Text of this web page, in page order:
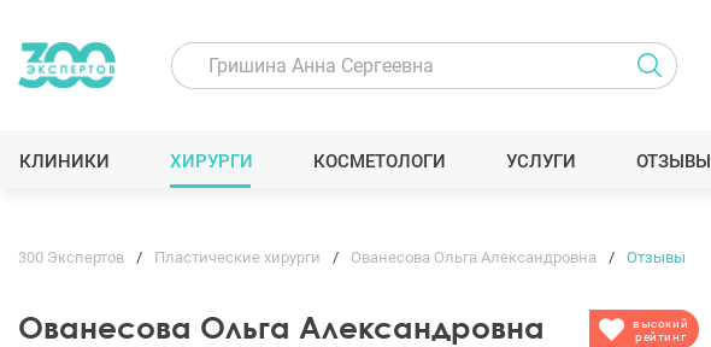
КЛИНИКИ ХИРУРГИ КОСМЕТОЛОГИ УСЛУГИ ОТЗЫВЫ
300 Экспертов Пластические хирурги Ованесова Ольга Александровна Отзывы
Ованесова Ольга Александровна
высокий
рейтинг